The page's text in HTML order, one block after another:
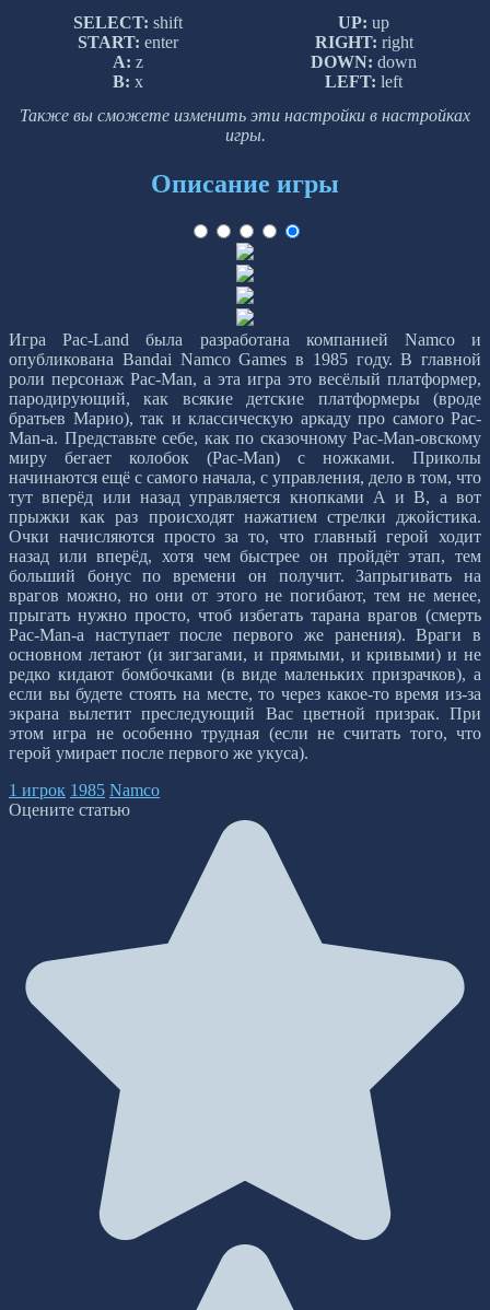
SELECT: shift
START: enter
A: z
B: x
UP: up
RIGHT: right
DOWN: down
LEFT: left
Также вы сможете изменить эти настройки в настройках
игры.
Описание игры
Игра Pac-Land была разработана компанией Namco и
опубликована Bandai Namco Games в 1985 году. В главной
роли персонаж Pac-Man, а эта игра это весёлый платформер,
пародирующий, как всякие детские платформеры (вроде
братьев Марио), так и классическую аркаду про самого Pac-
Man-а. Представьте себе, как по сказочному Pac-Man-овскому
миру бегает колобок (Pac-Man) с ножками. Приколы
начинаются ещё с самого начала, с управления, дело в том, что
тут вперёд или назад управляется кнопками А и В, а вот
прыжки как раз происходят нажатием стрелки джойстика.
Очки начисляются просто за то, что главный герой ходит
назад или вперёд, хотя чем быстрее он пройдёт этап, тем
больший бонус по времени он получит. Запрыгивать на
врагов можно, но они от этого не погибают, тем не менее,
прыгать нужно просто, чтоб избегать тарана врагов (смерть
Pac-Man-а наступает после первого же ранения). Враги в
основном летают (и зигзагами, и прямыми, и кривыми) и не
редко кидают бомбочками (в виде маленьких призрачков), а
если вы будете стоять на месте, то через какое-то время из-за
экрана вылетит преследующий Вас цветной призрак. При
этом игра не особенно трудная (если не считать того, что
герой умирает после первого же укуса).
1 игрок 1985 Namco
Оцените статью